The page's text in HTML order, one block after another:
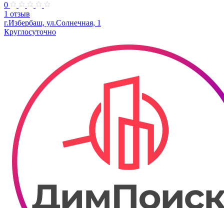
0
1 отзыв
г.Избербаш, ул.Солнечная, 1
Круглосуточно